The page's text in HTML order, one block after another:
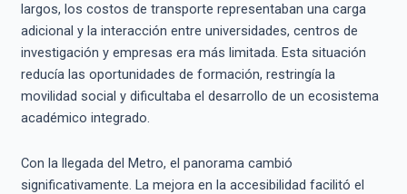
largos, los costos de transporte representaban una carga
adicional y la interacción entre universidades, centros de
investigación y empresas era más limitada. Esta situación
reducía las oportunidades de formación, restringía la
movilidad social y dificultaba el desarrollo de un ecosistema
académico integrado.
Con la llegada del Metro, el panorama cambió
significativamente. La mejora en la accesibilidad facilitó el